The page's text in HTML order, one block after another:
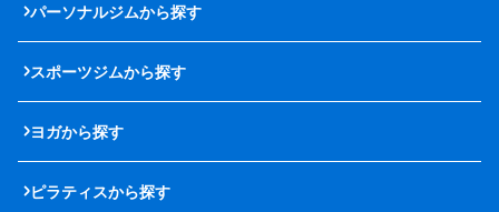
パーソナルジムから探す
スポーツジムから探す
ヨガから探す
ピラティスから探す